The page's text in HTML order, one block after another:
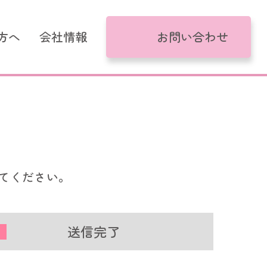
へ 会社情報 お問い合わせ
ださい。
送信完了